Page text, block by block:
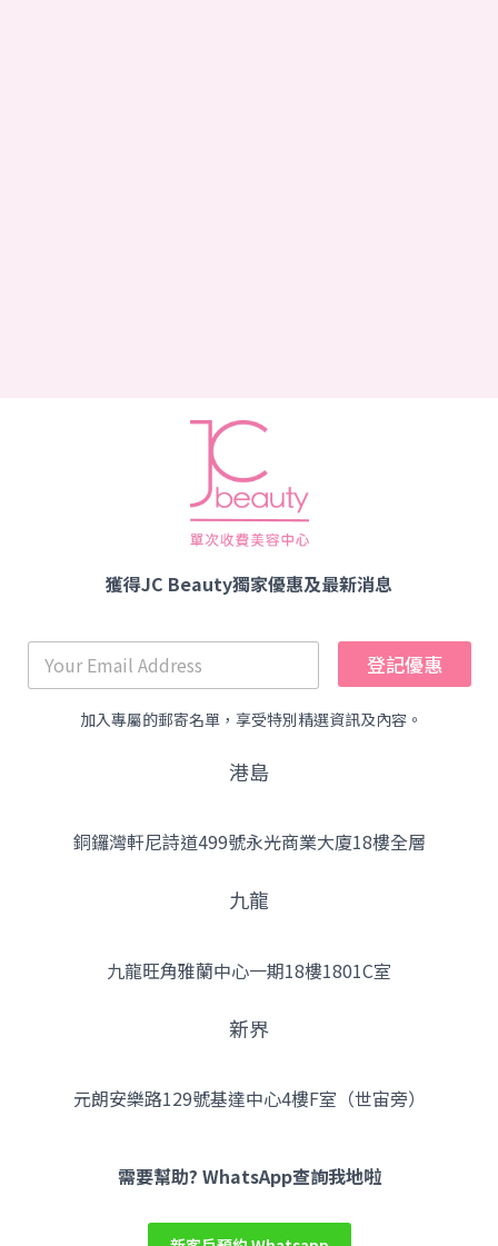
獲得JC Beauty獨家優惠及最新消息
登記優惠
加入專屬的郵寄名單，享受特別精選資訊及內容。
港島
銅鑼灣軒尼詩道499號永光商業大廈18樓全層
九龍
九龍旺角雅蘭中心一期18樓1801C室
新界
元朗安樂路129號基達中心4樓F室（世宙旁）
需要幫助? WhatsApp查詢我地啦
Facebook
YouTube
Instagram